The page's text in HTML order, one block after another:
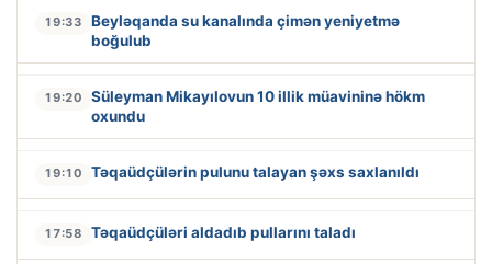
19:33
Beyləqanda su kanalında çimən yeniyetmə
boğulub
19:20
Süleyman Mikayılovun 10 illik müavininə hökm
oxundu
19:10 Təqaüdçülərin pulunu talayan şəxs saxlanıldı
17:58 Təqaüdçüləri aldadıb pullarını taladı